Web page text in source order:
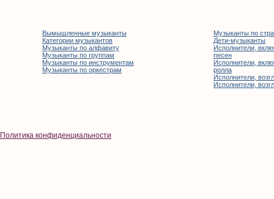
Вымышленные музыканты
Категории музыкантов
Музыканты по алфавиту
Музыканты по группам
Музыканты по инструментам
Музыканты по оркестрам
Музыканты по
Дети-музыканты
Исполнители,
песен
Исполнители,
ролла
Исполнители,
Исполнители,
Политика конфиденциальности